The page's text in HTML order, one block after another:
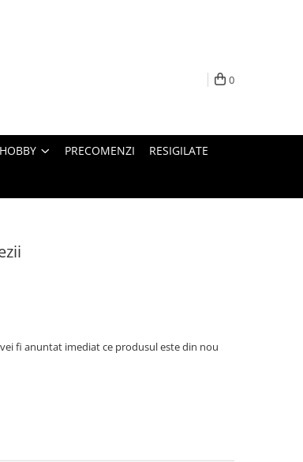
0
HOBBY PRECOMENZI RESIGILATE
fi anuntat imediat ce produsul este din nou